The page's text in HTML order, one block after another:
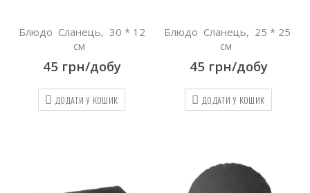
Блюдо Сланець, 30 * 12
см
45 грн/добу
ДОДАТИ У КОШИК
Блюдо Сланець, 25 * 25
см
45 грн/добу
ДОДАТИ У КОШИК